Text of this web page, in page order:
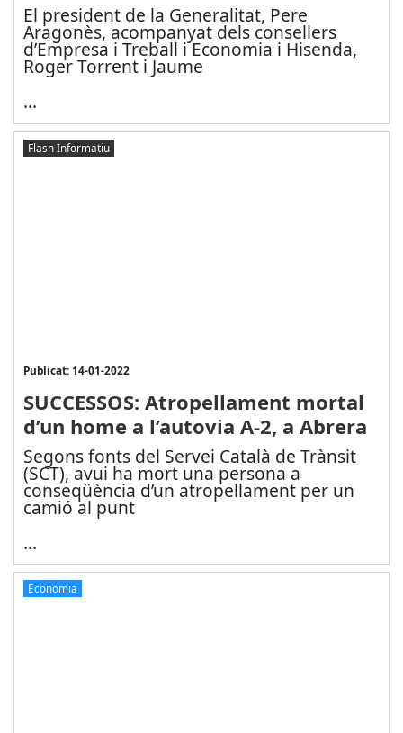
El president de la Generalitat, Pere
Aragonès, acompanyat dels consellers
d’Empresa i Treball i Economia i Hisenda,
Roger Torrent i Jaume
...
Flash Informatiu
Publicat: 14-01-2022
SUCCESSOS: Atropellament mortal
d’un home a l’autovia A-2, a Abrera
Segons fonts del Servei Català de Trànsit
(SCT), avui ha mort una persona a
conseqüència d’un atropellament per un
camió al punt
...
Economia